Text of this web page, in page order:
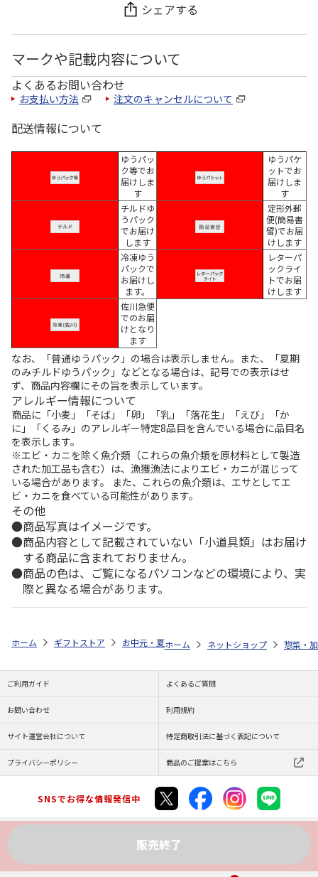
シェアする
マークや記載内容について
よくあるお問い合わせ
お支払い方法 注文のキャンセルについて
配送情報について
ゆうパッ
ク等でお
届けしま
す
ゆうパケ
ットでお
届けしま
す
チルドゆ
うパック
でお届け
します
定形外郵
便(簡易書
留)でお届
けします
冷凍ゆう
パックで
お届けし
ます。
レターパ
ックライ
トでお届
けします
佐川急便
でのお届
けとなり
ます
なお、「普通ゆうパック」の場合は表示しません。また、「夏期
のみチルドゆうパック」などとなる場合は、記号での表示はせ
ず、商品内容欄にその旨を表示しています。
アレルギー情報について
商品に「小麦」「そば」「卵」「乳」「落花生」「えび」「か
に」「くるみ」のアレルギー特定8品目を含んでいる場合に品目名
を表示します。
※エビ・カニを除く魚介類（これらの魚介類を原材料として製造
された加工品も含む）は、漁獲漁法によりエビ・カニが混じって
いる場合があります。 また、これらの魚介類は、エサとしてエ
ビ・カニを食べている可能性があります。
その他
商品写真はイメージです。
商品内容として記載されていない「小道具類」はお届け
する商品に含まれておりません。
商品の色は、ご覧になるパソコンなどの環境により、実
際と異なる場合があります。
販売終了
ホーム ギフトストア お中元・夏ギフト特集 2026 ゆうゆうギフト
ホーム ネットショップ 惣菜・
ご利用ガイド よくあるご質問
お問い合わせ 利用規約
サイト運営会社について 特定商取引法に基づく表記について
プライバシーポリシー 商品のご提案はこちら
SNSでお得な情報発信中